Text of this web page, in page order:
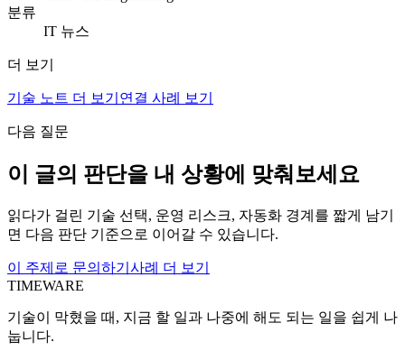
분류
IT 뉴스
더 보기
기술 노트 더 보기 연결 사례 보기
다음 질문
이 글의 판단을 내 상황에 맞춰보세요
읽다가 걸린 기술 선택, 운영 리스크, 자동화 경계를 짧게 남기
면 다음 판단 기준으로 이어갈 수 있습니다.
이 주제로 문의하기 사례 더 보기
TIMEWARE
기술이 막혔을 때, 지금 할 일과 나중에 해도 되는 일을 쉽게 나
눕니다.